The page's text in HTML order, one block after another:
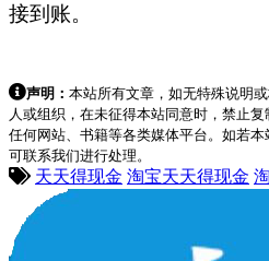
接到账。
声明： 本站所有文章，如无特殊说明
人或组织，在未征得本站同意时，禁止
任何网站、书籍等各类媒体平台。如若
可联系我们进行处理。
天天得现金 淘宝天天得现金